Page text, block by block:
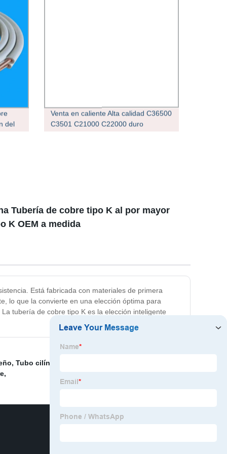
del
Venta en caliente Alta calidad C36500
C3501 C21000 C22000 duro
Tubería de cobre tipo K al por mayor
K OEM a medida
Está fabricada con materiales de primera
lo que la convierte en una elección óptima para
tubería de cobre tipo K es la elección inteligente
, Tubo cilíndrico de aluminio
,